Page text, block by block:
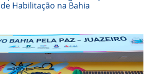
Habilitação na Bahia